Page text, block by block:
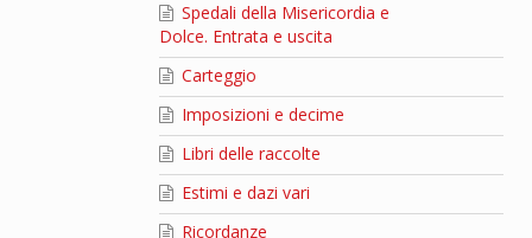
Spedali della Misericordia e
Dolce. Entrata e uscita
Carteggio
Imposizioni e decime
Libri delle raccolte
Estimi e dazi vari
Ricordanze